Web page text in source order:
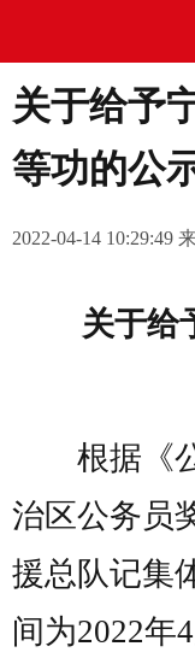
关于给予
等功的公
2022-04-14 10:29:49
关于给
根据《公
治区公务员
援总队记集
间为2022年